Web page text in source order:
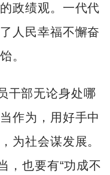
政绩观。一代代
人民幸福不懈奋
。
干部无论身处哪
作为，用好手中
为社会谋发展。
，也要有“功成不